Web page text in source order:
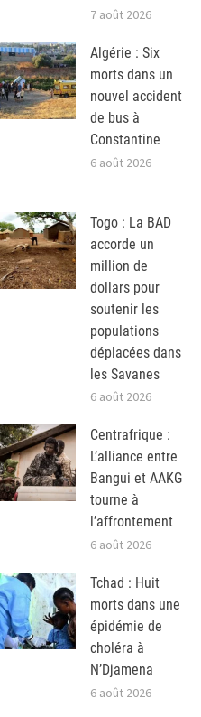
7 août 2026
Algérie : Six
morts dans un
nouvel accident
de bus à
Constantine
6 août 2026
Togo : La BAD
accorde un
million de
dollars pour
soutenir les
populations
déplacées dans
les Savanes
6 août 2026
Centrafrique :
L’alliance entre
Bangui et AAKG
tourne à
l’affrontement
6 août 2026
Tchad : Huit
morts dans une
épidémie de
choléra à
N’Djamena
6 août 2026